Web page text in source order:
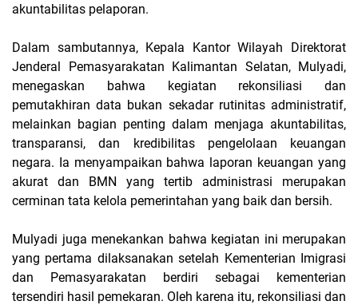
akuntabilitas pelaporan.
Dalam sambutannya, Kepala Kantor Wilayah Direktorat
Jenderal Pemasyarakatan Kalimantan Selatan, Mulyadi,
menegaskan bahwa kegiatan rekonsiliasi dan
pemutakhiran data bukan sekadar rutinitas administratif,
melainkan bagian penting dalam menjaga akuntabilitas,
transparansi, dan kredibilitas pengelolaan keuangan
negara. Ia menyampaikan bahwa laporan keuangan yang
akurat dan BMN yang tertib administrasi merupakan
cerminan tata kelola pemerintahan yang baik dan bersih.
Mulyadi juga menekankan bahwa kegiatan ini merupakan
yang pertama dilaksanakan setelah Kementerian Imigrasi
dan Pemasyarakatan berdiri sebagai kementerian
tersendiri hasil pemekaran. Oleh karena itu, rekonsiliasi dan